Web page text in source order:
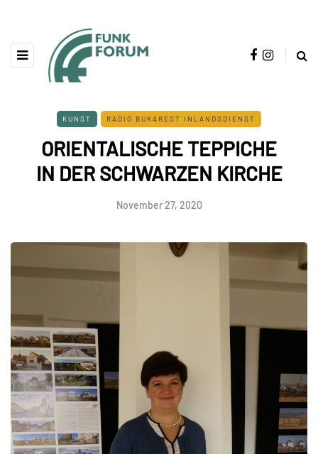
KUNST RADIO BUKAREST INLANDSDIENST
ORIENTALISCHE TEPPICHE
IN DER SCHWARZEN KIRCHE
November 27, 2020